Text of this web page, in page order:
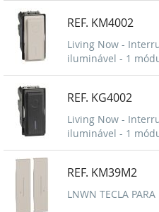
REF. KM4002
Living Now -
iluminável - 1
REF. KG4002
Living Now -
iluminável - 1
REF. KM39M2
LNWN TECLA